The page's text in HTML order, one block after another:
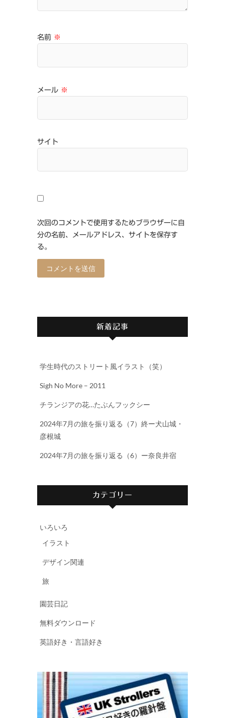
名前 ※
メール ※
サイト
次回のコメントで使用するためブラウザーに自
分の名前、メールアドレス、サイトを保存す
る。
新着記事
学生時代のストリート風イラスト（笑）
Sigh No More – 2011
チランジアの花…たぶんフックシー
2024年7月の旅を振り返る（7）終ー犬山城・
彦根城
2024年7月の旅を振り返る（6）ー奈良井宿
カテゴリー
いろいろ
イラスト
デザイン関連
旅
園芸日記
無料ダウンロード
英語好き・言語好き